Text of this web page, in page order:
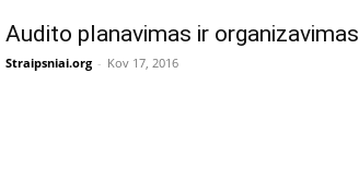
Audito planavimas ir organizavimas
Straipsniai.org - Kov 17, 2016